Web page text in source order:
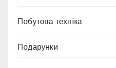
Побутова техніка
Подарунки